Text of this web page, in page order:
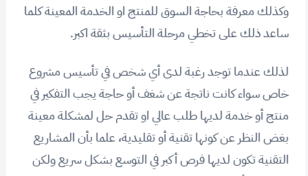
وكذلك معرفة بحاجة السوق للمنتج او الخدمة المعينة كلما
ساعد ذلك على تخطي مرحلة التأسيس بثقة اكبر.
لذلك عندما توجد رغبة لدى أي شخص في تأسيس مشروع
خاص سواء كانت ناتجة عن شغف أو حاجة يجب التفكير في
منتج أو خدمة لديها طلب عالي او تقدم حل لمشكلة معينة
بغض النظر عن كونها تقنية أو تقليدية، علما بأن المشاريع
التقنية تكون لديها فرص أكبر في التوسع بشكل سريع ولكن